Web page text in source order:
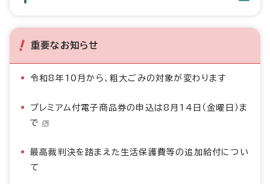
重要なお知らせ
令和8年10月から、粗大ごみの対象が変わります
プレミアム付電子商品券の申込は8月14日（金曜日）ま
で
最高裁判決を踏まえた生活保護費等の追加給付につい
て